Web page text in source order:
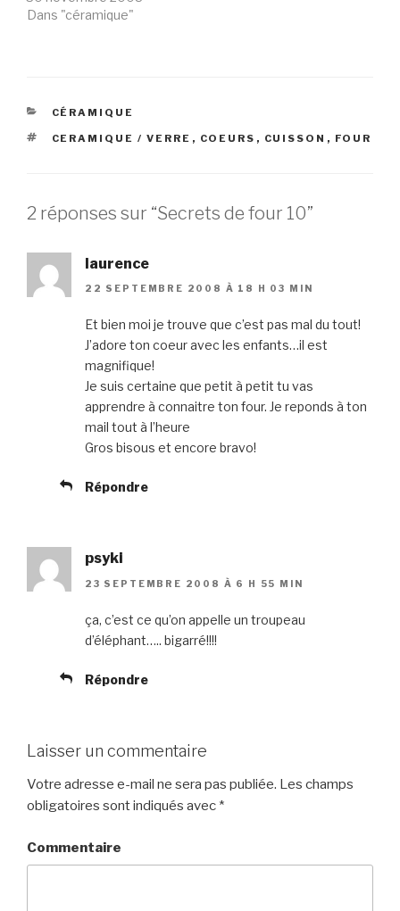
Dans "céramique"
CATÉGORIES
CÉRAMIQUE
ÉTIQUETTES
CERAMIQUE / VERRE , COEURS , CUISSON , FOUR
2 réponses sur “Secrets de four 10”
laurence
22 SEPTEMBRE 2008 À 18 H 03 MIN
Et bien moi je trouve que c’est pas mal du tout!
J’adore ton coeur avec les enfants…il est
magnifique!
Je suis certaine que petit à petit tu vas
apprendre à connaitre ton four. Je reponds à ton
mail tout à l’heure
Gros bisous et encore bravo!
Répondre
psyki
23 SEPTEMBRE 2008 À 6 H 55 MIN
ça, c’est ce qu’on appelle un troupeau
d’éléphant….. bigarré!!!!
Répondre
Laisser un commentaire
Votre adresse e-mail ne sera pas publiée. Les champs
obligatoires sont indiqués avec *
Commentaire